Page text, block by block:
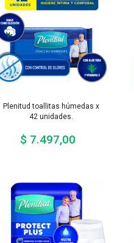
Plenitud toallitas húmedas x
42 unidades.
$ 7.497,00